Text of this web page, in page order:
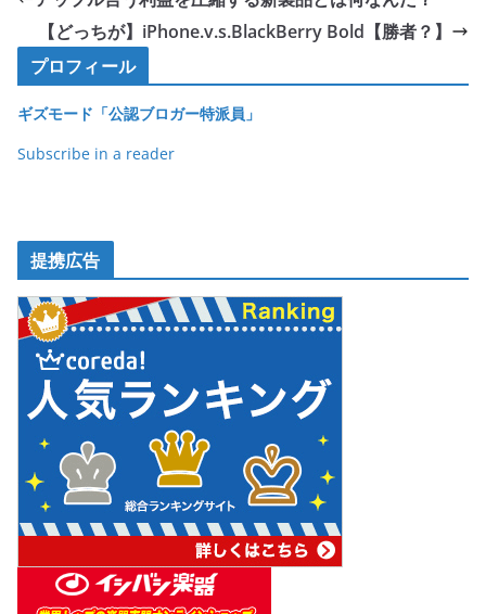
b
o
o
k
【どっちが】iPhone.v.s.BlackBerry Bold【勝者？】
プロフィール
ギズモード「公認ブロガー特派員」
Subscribe in a reader
提携広告